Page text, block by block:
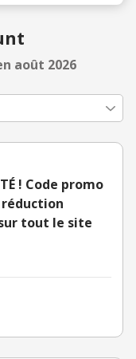
août 2026
! Code promo
réduction
sur tout le site